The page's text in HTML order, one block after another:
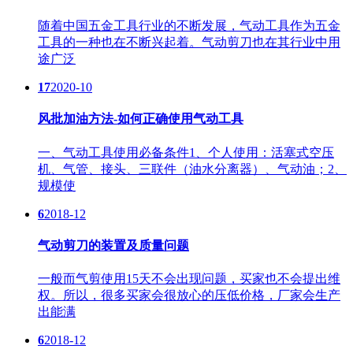
随着中国五金工具行业的不断发展，气动工具作为五金
工具的一种也在不断兴起着。气动剪刀也在其行业中用
途广泛
172020-10
风批加油方法-如何正确使用气动工具
一、气动工具使用必备条件1、个人使用：活塞式空压
机、气管、接头、三联件（油水分离器）、气动油；2、
规模使
62018-12
气动剪刀的装置及质量问题
一般而气剪使用15天不会出现问题，买家也不会提出维
权。所以，很多买家会很放心的压低价格，厂家会生产
出能满
62018-12